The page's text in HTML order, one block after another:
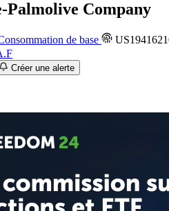
Palmolive Company
de base
Créer une alerte